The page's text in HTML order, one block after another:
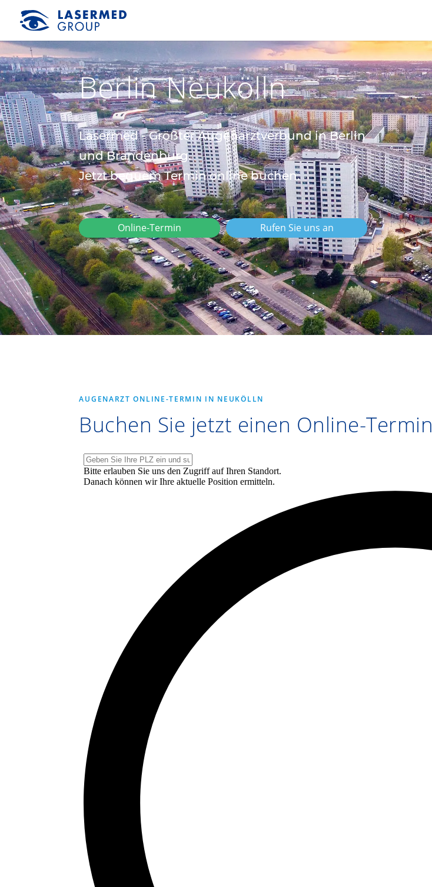
Berlin Neukölln
Lasermed - Größter Augen­arzt­verbund in Berlin
und Bran­den­burg.
Jetzt bequem Termin online buchen.
Online-Termin Rufen Sie uns an
AUGENARZT ONLINE-TERMIN IN NEUKÖLLN
Buchen Sie jetzt einen Online-Termin